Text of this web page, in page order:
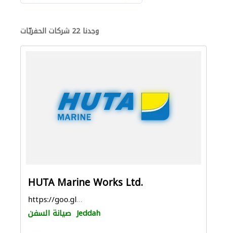
وجدنا 22 شركات الحفريّات
HUTA Marine Works Ltd.
https://goo.gl/maps/SR73Bm6Fot7gQo8B9
صيانة السفن Jeddah